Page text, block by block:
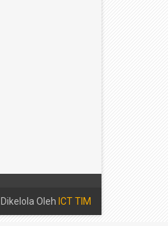
Dikelola Oleh ICT TIM